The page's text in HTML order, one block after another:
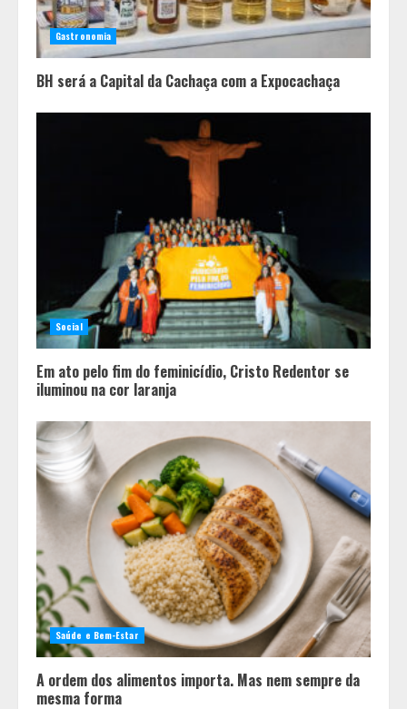
Casa de apostas: por que a maioria
dos apostadores perde dinheiro?
Gastronomia
BH será a Capital da Cachaça com a Expocachaça
Social
Em ato pelo fim do feminicídio, Cristo Redentor se
iluminou na cor laranja
Saúde e Bem-Estar
A ordem dos alimentos importa. Mas nem sempre da
mesma forma